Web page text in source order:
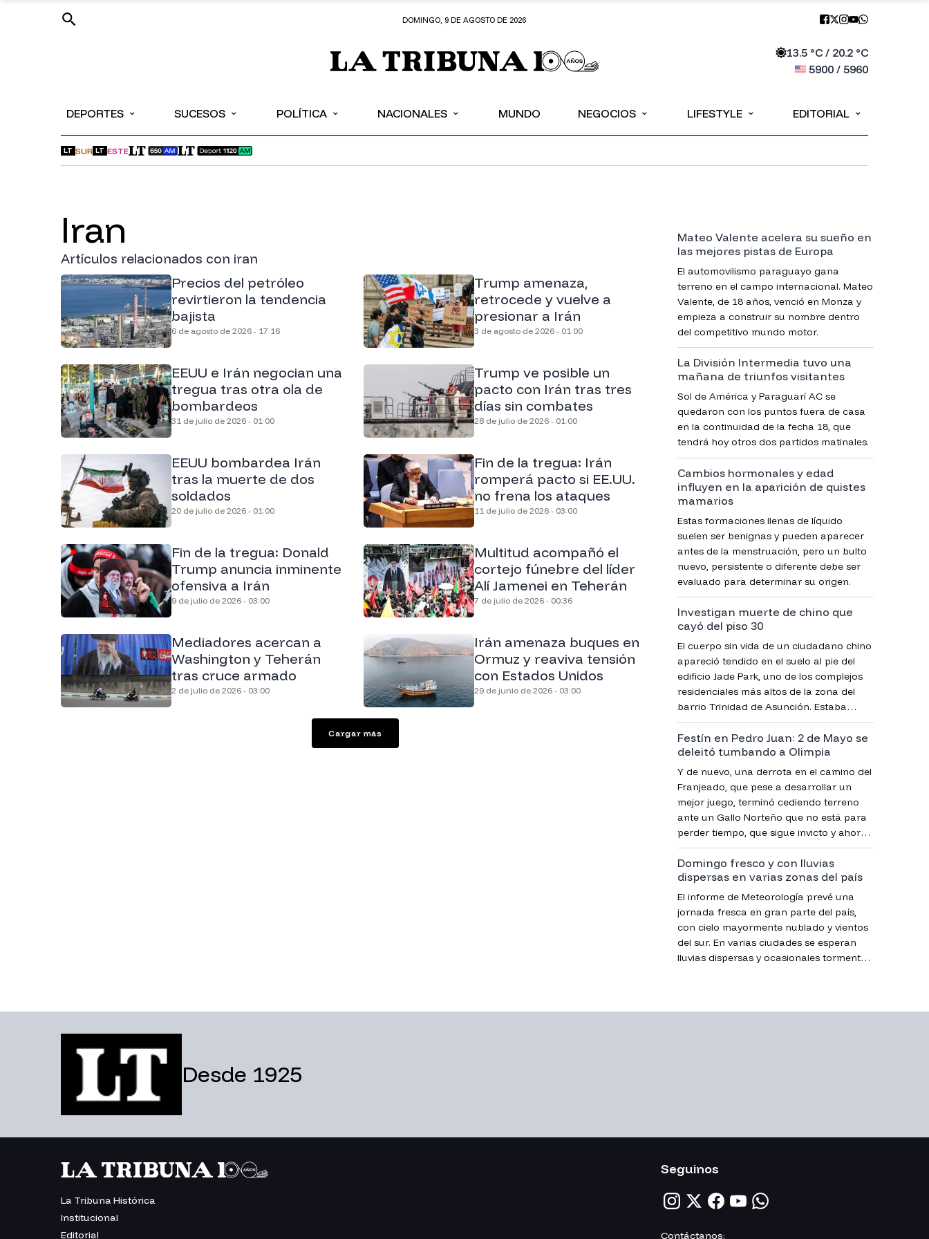
DOMINGO, 9 DE AGOSTO DE 2026
13.5°C / 20.2°C
5900/ 5960
DEPORTES ⌄ SUCESOS ⌄ POLÍTICA ⌄ NACIONALES ⌄ MUNDO NEGOCIOS ⌄ LIFESTYLE ⌄ EDITORIAL ⌄
LT SUR LT ESTE
iran
Artículos relacionados con iran
Precios del petróleo
revirtieron la tendencia
bajista
6 de agosto de 2026 - 17:16
Trump amenaza,
retrocede y vuelve a
presionar a Irán
3 de agosto de 2026 - 01:00
EEUU e Irán negocian una
tregua tras otra ola de
bombardeos
31 de julio de 2026 - 01:00
Trump ve posible un
pacto con Irán tras tres
días sin combates
28 de julio de 2026 - 01:00
EEUU bombardea Irán
tras la muerte de dos
soldados
20 de julio de 2026 - 01:00
Fin de la tregua: Irán
romperá pacto si EE.UU.
no frena los ataques
11 de julio de 2026 - 03:00
Fin de la tregua: Donald
Trump anuncia inminente
ofensiva a Irán
9 de julio de 2026 - 03:00
Multitud acompañó el
cortejo fúnebre del líder
Alí Jamenei en Teherán
7 de julio de 2026 - 00:36
Mediadores acercan a
Washington y Teherán
tras cruce armado
2 de julio de 2026 - 03:00
Irán amenaza buques en
Ormuz y reaviva tensión
con Estados Unidos
29 de junio de 2026 - 03:00
Cargar más
Mateo Valente acelera su sueño en
las mejores pistas de Europa
El automovilismo paraguayo gana
terreno en el campo internacional. Mateo
Valente, de 18 años, venció en Monza y
empieza a construir su nombre dentro
del competitivo mundo motor.
La División Intermedia tuvo una
mañana de triunfos visitantes
Sol de América y Paraguarí AC se
quedaron con los puntos fuera de casa
en la continuidad de la fecha 18, que
tendrá hoy otros dos partidos matinales.
Cambios hormonales y edad
influyen en la aparición de quistes
mamarios
Estas formaciones llenas de líquido
suelen ser benignas y pueden aparecer
antes de la menstruación, pero un bulto
nuevo, persistente o diferente debe ser
evaluado para determinar su origen.
Investigan muerte de chino que
cayó del piso 30
El cuerpo sin vida de un ciudadano chino
apareció tendido en el suelo al pie del
edificio Jade Park, uno de los complejos
residenciales más altos de la zona del
barrio Trinidad de Asunción. Estaba
completamente desnudo y, para
sorpresa de los primeros en llegar,
cubierto con una bolsa de plástico de
color negro, confirmó la Policía.
Festín en Pedro Juan: 2 de Mayo se
deleitó tumbando a Olimpia
Y de nuevo, una derrota en el camino del
Franjeado, que pese a desarrollar un
mejor juego, terminó cediendo terreno
ante un Gallo Norteño que no está para
perder tiempo, que sigue invicto y ahora
es único puntero del campeonato.
Domingo fresco y con lluvias
dispersas en varias zonas del país
El informe de Meteorología prevé una
jornada fresca en gran parte del país,
con cielo mayormente nublado y vientos
del sur. En varias ciudades se esperan
lluvias dispersas y ocasionales tormentas
Desde 1925
La Tribuna Histórica
Institucional
Editorial
Seguinos
Contáctanos: